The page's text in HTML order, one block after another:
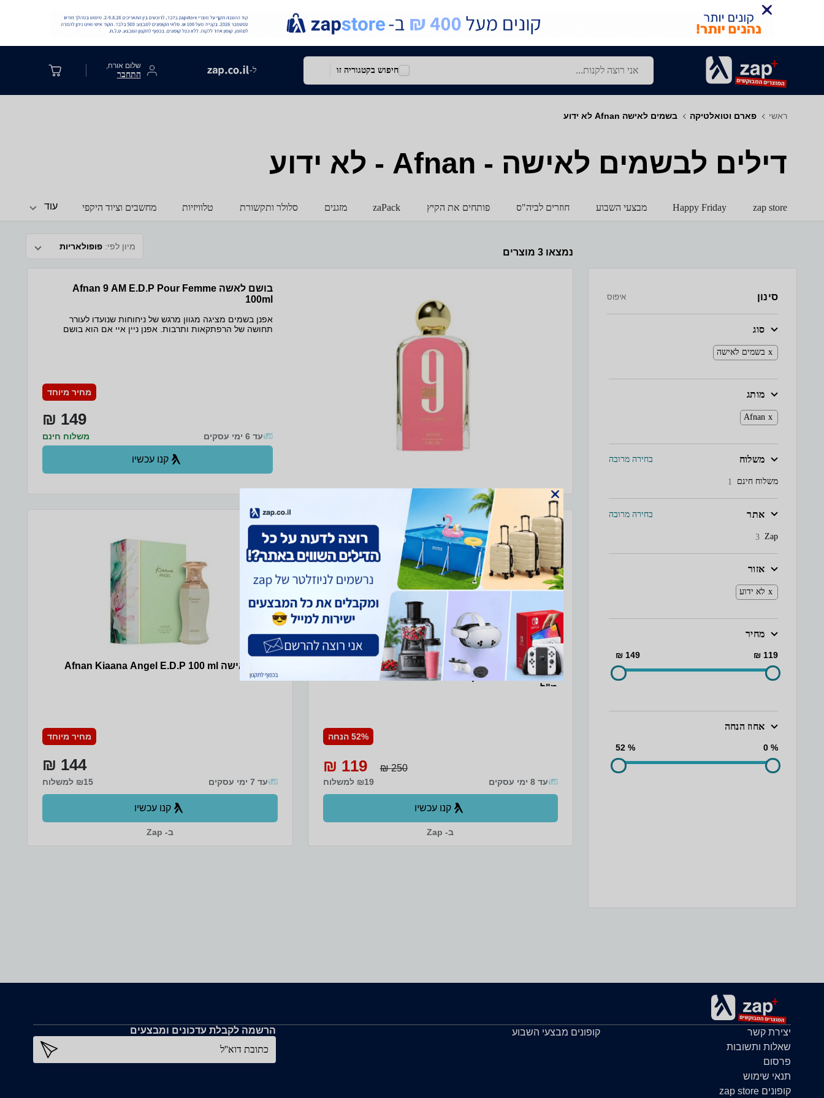
חיפוש בקטגוריה זו ל- שלום אורח,
התחבר
ראשי פארם וטואלטיקה בשמים לאישה Afnan לא ידוע
דילים לבשמים לאישה - Afnan - לא ידוע
zap store
Happy Friday מבצעי השבוע חוזרים לביה"ס פותחים את הקיץ zaPack מזגנים סלולר ותקשורת טלוויזיות מחשבים וציוד היקפי עוד
נמצאו 3 מוצרים
מיון לפי: פופולאריות
סינון איפוס
סוג
בשמים לאישה
מותג
Afnan
משלוח בחירה מרובה
משלוח חינם 1
אתר בחירה מרובה
Zap
3
אזור
לא ידוע
מחיר
149 ₪ 119 ₪
אחוז הנחה
% 52 % 0
בושם לאשה Afnan 9 AM E.D.P Pour Femme
100ml
אפנן בשמים מציגה מגוון מרגש של ניחוחות שנועדו לעורר
תחושה של הרפתקאות ותרבות. אפנן ניין איי אם הוא בושם
מחיר מיוחד
149 ₪
משלוח חינם עד 6 ימי עסקים
קנו עכשיו
Afnan Souvenir Desert Rose EDP Women 100 ml
מ"ל
52% הנחה
250 ₪
119 ₪
₪19 למשלוח עד 8 ימי עסקים
קנו עכשיו
ב- Zap
בושם לאישה Afnan Kiaana Angel E.D.P 100 ml
מחיר מיוחד
144 ₪
₪15 למשלוח עד 7 ימי עסקים
קנו עכשיו
ב- Zap
יצירת קשר
שאלות ותשובות
פרסום
תנאי שימוש
קופונים zap store
קופונים מבצעי השבוע
הרשמה לקבלת עדכונים ומבצעים
כתובת דוא''ל